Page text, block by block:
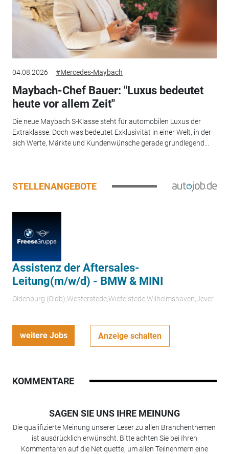
04.08.2026 #Mercedes-Maybach
Maybach-Chef Bauer: "Luxus bedeutet
heute vor allem Zeit"
Die neue Maybach S-Klasse steht für automobilen Luxus der
Extraklasse. Doch was bedeutet Exklusivität in einer Welt, in der
sich Werte, Märkte und Kundenwünsche gerade grundlegend...
STELLENANGEBOTE
Assistenz der Aftersales-
Leitung(m/w/d) - BMW & MINI
Oldenburg (Oldb);Westerstede;Wiefelstede;Wilhelmshaven;Jever
weitere Jobs Anzeige schalten
KOMMENTARE
SAGEN SIE UNS IHRE MEINUNG
Die qualifizierte Meinung unserer Leser zu allen Branchenthemen
ist ausdrücklich erwünscht. Bitte achten Sie bei Ihren
Kommentaren auf die Netiquette, um allen Teilnehmern eine